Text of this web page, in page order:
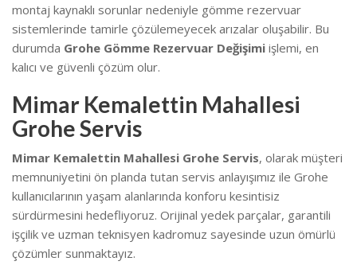
montaj kaynaklı sorunlar nedeniyle gömme rezervuar
sistemlerinde tamirle çözülemeyecek arızalar oluşabilir. Bu
durumda Grohe Gömme Rezervuar Değişimi işlemi, en
kalıcı ve güvenli çözüm olur.
Mimar Kemalettin Mahallesi
Grohe Servis
Mimar Kemalettin Mahallesi Grohe Servis, olarak müşteri
memnuniyetini ön planda tutan servis anlayışımız ile Grohe
kullanıcılarının yaşam alanlarında konforu kesintisiz
sürdürmesini hedefliyoruz. Orijinal yedek parçalar, garantili
işçilik ve uzman teknisyen kadromuz sayesinde uzun ömürlü
çözümler sunmaktayız.